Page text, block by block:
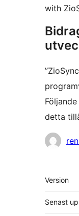
with
detta
Meta
Version
Senast